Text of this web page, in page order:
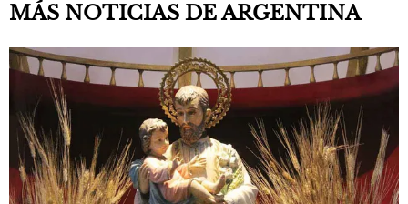
MÁS NOTICIAS DE ARGENTINA